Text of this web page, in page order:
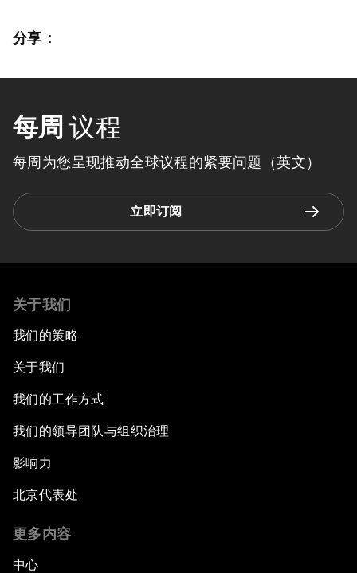
分享：
每周 议程
每周为您呈现推动全球议程的紧要问题（英文）
立即订阅
关于我们
我们的策略
关于我们
我们的工作方式
我们的领导团队与组织治理
影响力
北京代表处
更多内容
中心